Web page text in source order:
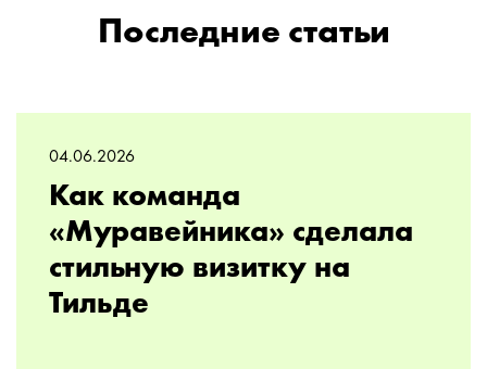
Последние статьи
04.06.2026
Как команда
«Муравейника» сделала
стильную визитку на
Тильде